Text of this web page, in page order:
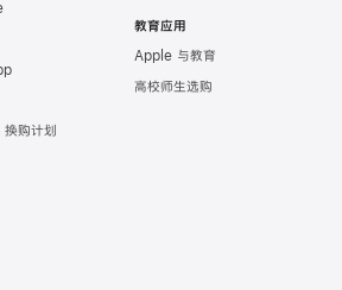
购计划
教育应用
Apple 与教育
高校师生选购